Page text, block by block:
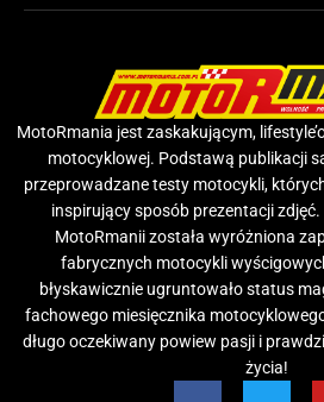
MotoRmania jest zaskakującym,
motocyklowej. Podstawą publikacji
przeprowadzane testy motocykli,
inspirujący sposób prezentacji
MotoRmanii została wyróżniona
fabrycznych motocykli
błyskawicznie ugruntowało status
fachowego miesięcznika
długo oczekiwany powiew pasji i
życia!